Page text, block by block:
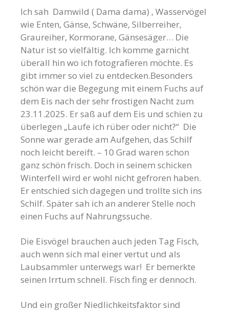
Ich sah Damwild ( Dama dama) , Wasservögel
wie Enten, Gänse, Schwäne, Silberreiher,
Graureiher, Kormorane, Gänsesäger… Die
Natur ist so vielfältig. Ich komme garnicht
überall hin wo ich fotografieren möchte. Es
gibt immer so viel zu entdecken.Besonders
schön war die Begegung mit einem Fuchs auf
dem Eis nach der sehr frostigen Nacht zum
23.11.2025. Er saß auf dem Eis und schien zu
überlegen „Laufe ich rüber oder nicht?“ Die
Sonne war gerade am Aufgehen, das Schilf
noch leicht bereift. – 10 Grad waren schon
ganz schön frisch. Doch in seinem schicken
Winterfell wird er wohl nicht gefroren haben.
Er entschied sich dagegen und trollte sich ins
Schilf. Später sah ich an anderer Stelle noch
einen Fuchs auf Nahrungssuche.
Die Eisvögel brauchen auch jeden Tag Fisch,
auch wenn sich mal einer vertut und als
Laubsammler unterwegs war! Er bemerkte
seinen Irrtum schnell. Fisch fing er dennoch.
Und ein großer Niedlichkeitsfaktor sind